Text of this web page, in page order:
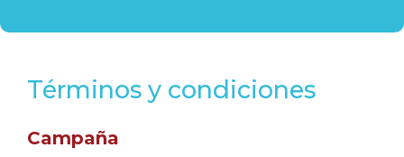
Términos y condiciones
Campaña